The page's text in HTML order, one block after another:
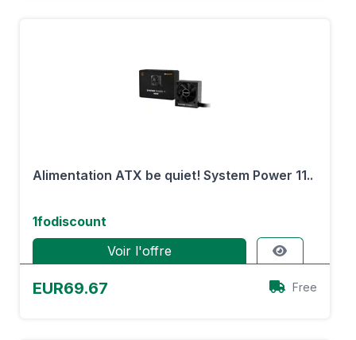
Alimentation ATX be quiet! System Power 11..
1fodiscount
Voir l'offre
EUR69.67 Free